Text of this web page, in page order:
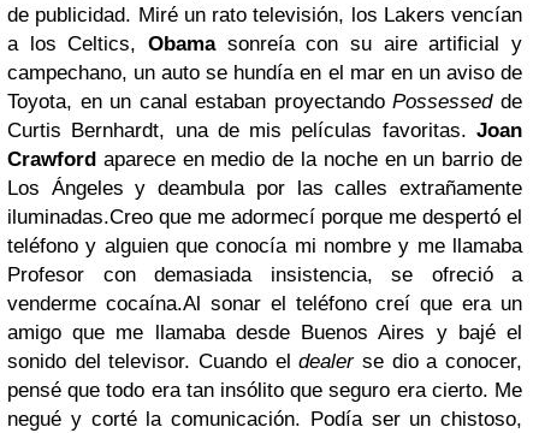
de publicidad. Miré un rato televisión, los Lakers vencían
a los Celtics, Obamasonreía con su aire artificial y
campechano, un auto se hundía en el mar en un aviso de
Toyota, en un canal estaban proyectandoPossessedde
Curtis Bernhardt, una de mis películas favoritas. Joan
Crawford aparece en medio de la noche en un barrio de
Los Ángeles y deambula por las calles extrañamente
iluminadas.Creo que me adormecí porque me despertó el
teléfono y alguien que conocía mi nombre y me llamaba
Profesor con demasiada insistencia, se ofreció a
venderme cocaína.Al sonar el teléfono creí que era un
amigo que me llamaba desde Buenos Aires y bajé el
sonido del televisor. Cuando eldealerse dio a conocer,
pensé que todo era tan insólito que seguro era cierto. Me
negué y corté la comunicación. Podía ser un chistoso,